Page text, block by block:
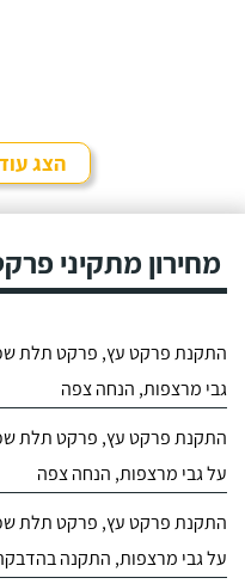
הצג
מחירון מתקיני
התקנת פרקט עץ, פרקט תלת
גבי מרצפות, הנחה צפה
התקנת פרקט עץ, פרקט תלת
על גבי מרצפות, הנחה צפה
התקנת פרקט עץ, פרקט תלת
על גבי מרצפות, התקנה